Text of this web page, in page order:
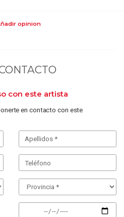
opinion
con este artista
en contacto con este